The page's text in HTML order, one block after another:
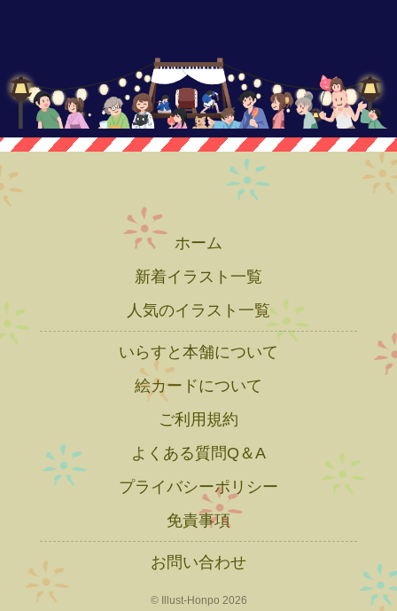
ホーム
新着イラスト一覧
人気のイラスト一覧
いらすと本舗について
絵カードについて
ご利用規約
よくある質問Q＆A
プライバシーポリシー
免責事項
お問い合わせ
© Illust-Honpo 2026